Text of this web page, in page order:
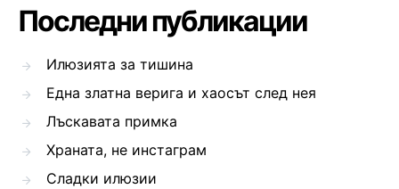
Последни публикации
Илюзията за тишина
Една златна верига и хаосът след нея
Лъскавата примка
Храната, не инстаграм
Сладки илюзии